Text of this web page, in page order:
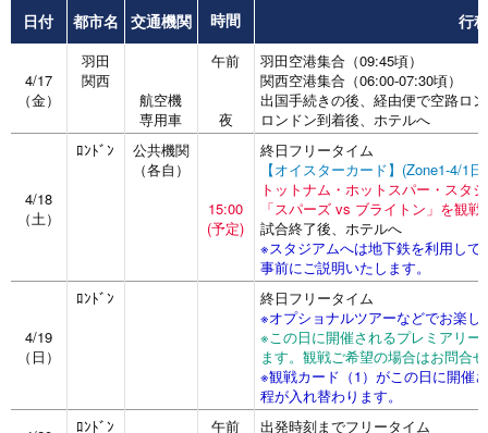
日付 都市名 交通機関 時間 行程
4/17
（金）
羽田
関西
航空機
専用車
午前
夜
羽田空港集合（09:45頃）
関西空港集合（06:00-07:30頃）
出国手続きの後、経由便で空路ロ
ロンドン到着後、ホテルへ
4/18
（土）
ﾛﾝﾄﾞﾝ
公共機関
（各自）
15:00
(予定)
終日フリータイム
【オイスターカード】(Zone1-4/1
トットナム・ホットスパー・スタ
「スパーズ vs ブライトン」を観戦
試合終了後、ホテルへ
※スタジアムへは地下鉄を利用し
事前にご説明いたします。
4/19
（日）
ﾛﾝﾄﾞﾝ
終日フリータイム
※オプショナルツアーなどでお楽し
※この日に開催されるプレミアリ
ます。観戦ご希望の場合はお問合
※観戦カード（1）がこの日に開催
程が入れ替わります。
ﾛﾝﾄﾞﾝ
午前
出発時刻までフリータイム